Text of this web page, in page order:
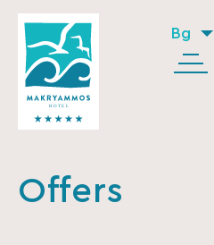
Bg
Offers